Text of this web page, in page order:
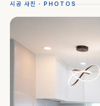
시공 사진 · PHOTOS